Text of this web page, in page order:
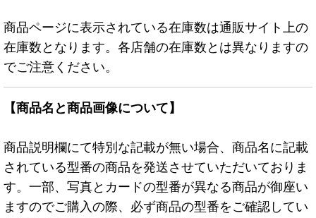
商品ページに表示されている在庫数は通販サイト上の
在庫数となります。各店舗の在庫数とは異なりますの
でご注意ください。
【商品名と商品画像について】
商品説明欄にて特別な記載が無い場合、商品名に記載
されている型番の商品を発送させていただいておりま
す。一部、写真とカードの型番が異なる商品が御座い
ますのでご購入の際、必ず商品の型番をご確認してい